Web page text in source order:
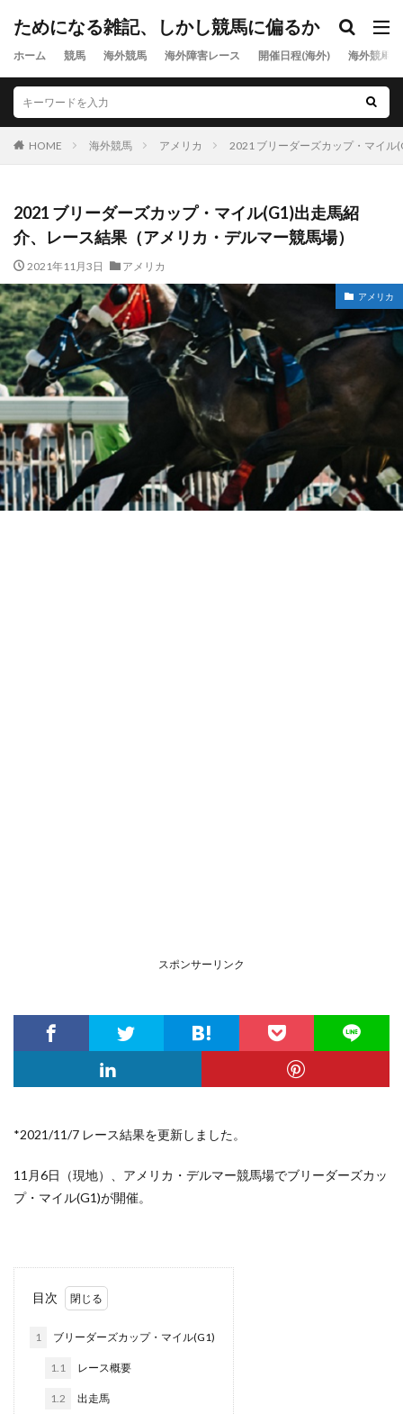
ためになる雑記、しかし競馬に偏るか
ホーム 競馬 海外競馬 海外障害レース 開催日程(海外) 海外競馬
HOME 海外競馬 アメリカ 2021 ブリーダーズカップ・マイル
2021 ブリーダーズカップ・マイル(G1)出走馬紹
介、レース結果（アメリカ・デルマー競馬場）
2021年11月3日 アメリカ
アメリカ
スポンサーリンク
*2021/11/7 レース結果を更新しました。
11月6日（現地）、アメリカ・デルマー競馬場でブリーダーズカッ
プ・マイル(G1)が開催。
目次
1 ブリーダーズカップ・マイル(G1)
1.1 レース概要
1.2 出走馬